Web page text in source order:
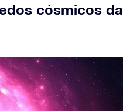
cósmicos da